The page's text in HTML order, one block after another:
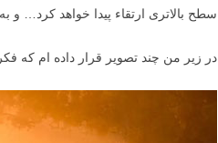
سطح بالاتری ارتقاء پیدا خواهد کرد… و
در زیر من چند تصویر قرار داده ام که